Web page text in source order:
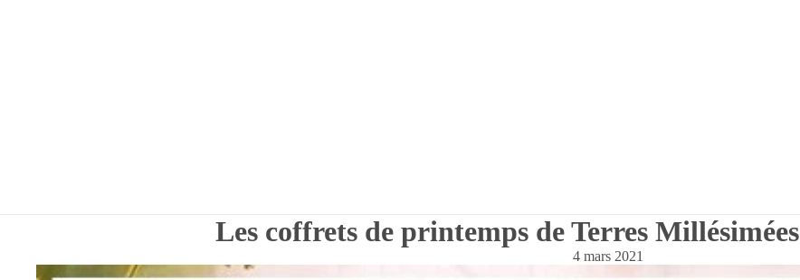
Les coffrets de printemps de Terres Millésimées
4 mars 2021